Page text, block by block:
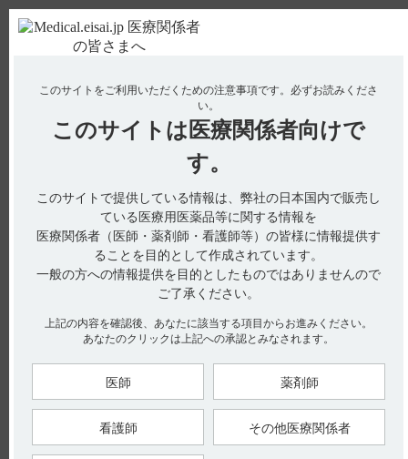
使用期限検索 Drug Information
No : 294
【フェロミア】 定期検査の実施など重要な基本
的注意を教えてください。
【フェロミア】
定期検査の実施など重要な基本的注意を教えてください。
電子添文には重要な基本的注意について以下の記載がありま
8．重要な基本的注意（引用1）
8．1 本剤投与中は、適宜血液検査を実施し、過量投与になら
ないよう注意する。
1）フェロミア錠50mg･顆粒8.3％電子添文 2023年7月改訂（第1
版） 8．重要な基本的注意
このサイトをご利用いただくための注意事項です。 必ずお読みくださ
い。
このサイトは 医療関係者向けで
す。
このサイトで提供している情報は、弊社の日本国内で販売し
ている医療用医薬品等に関する情報を
医療関係者（医師・薬剤師・看護師等）の皆様に情報提供す
ることを目的として作成されています。
一般の方への情報提供を目的としたものではありませんので
ご了承ください。
上記の内容を確認後、あなたに該当する項目からお進みください。
あなたのクリックは上記への承認とみなされます。
医師 薬剤師
看護師 その他医療関係者